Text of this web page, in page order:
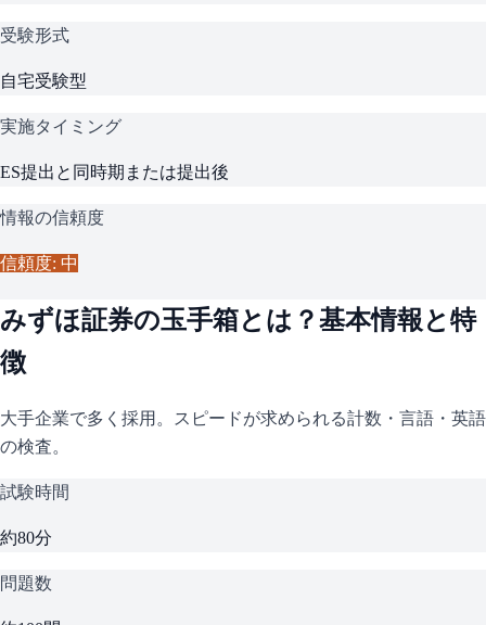
受験形式
自宅受験型
実施タイミング
ES提出と同時期または提出後
情報の信頼度
信頼度: 中
みずほ証券の玉手箱とは？基本情報と特
徴
大手企業で多く採用。スピードが求められる計数・言語・英語
の検査。
試験時間
約80分
問題数